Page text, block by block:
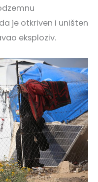
je otkriven i uništen
eksploziv.